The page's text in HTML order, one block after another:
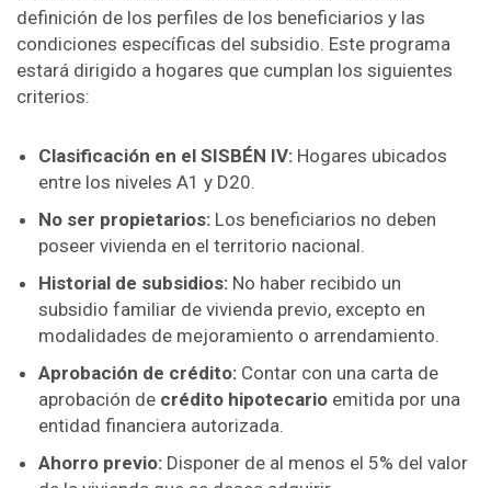
definición de los perfiles de los beneficiarios y las
condiciones específicas del subsidio. Este programa
estará dirigido a hogares que cumplan los siguientes
criterios:
Clasificación en el SISBÉN IV: Hogares ubicados
entre los niveles A1 y D20.
No ser propietarios: Los beneficiarios no deben
poseer vivienda en el territorio nacional.
Historial de subsidios: No haber recibido un
subsidio familiar de vivienda previo, excepto en
modalidades de mejoramiento o arrendamiento.
Aprobación de crédito: Contar con una carta de
aprobación de crédito hipotecario emitida por una
entidad financiera autorizada.
Ahorro previo: Disponer de al menos el 5% del valor